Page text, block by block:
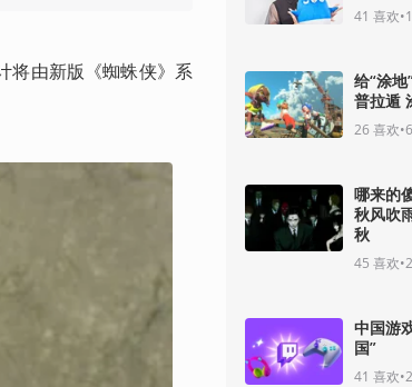
将由新版《蜘蛛侠》系
41 喜欢•
给“涂
普拉遁
26喜欢•6
哪来的
秋风吹
秋
45 喜欢•2
中国游
国”
41 喜欢•2